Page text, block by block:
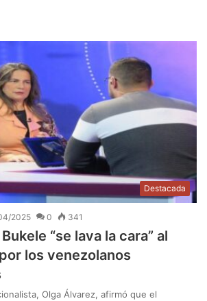
Destacada
2025 0 341
“se lava la cara” al
los venezolanos
Olga Álvarez, afirmó que el